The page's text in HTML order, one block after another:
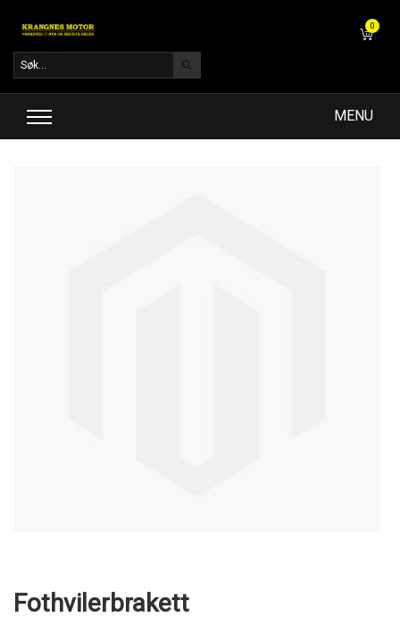
0
MENU
Fothvilerbrakett